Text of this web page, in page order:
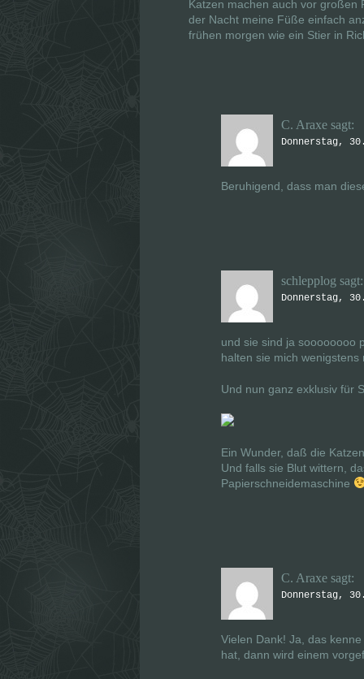
Katzen machen auch vor großen
der Nacht meine Füße einfach
frühen morgen wie ein Stier in
C. Araxe sagt:
Donnerstag,
Beruhigend, dass man
schlepplog sagt:
Donnerstag,
und sie sind ja soooooooo
halten sie mich wenigstens
Und nun ganz exklusiv für
Ein Wunder, daß die
Und falls sie Blut wittern,
Papierschneidemaschine
C. Araxe sagt:
Donnerstag,
Vielen Dank! Ja, das
hat, dann wird einem